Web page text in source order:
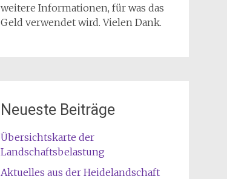
weitere Informationen, für was das
Geld verwendet wird. Vielen Dank.
Neueste Beiträge
Übersichtskarte der
Landschaftsbelastung
Aktuelles aus der Heidelandschaft